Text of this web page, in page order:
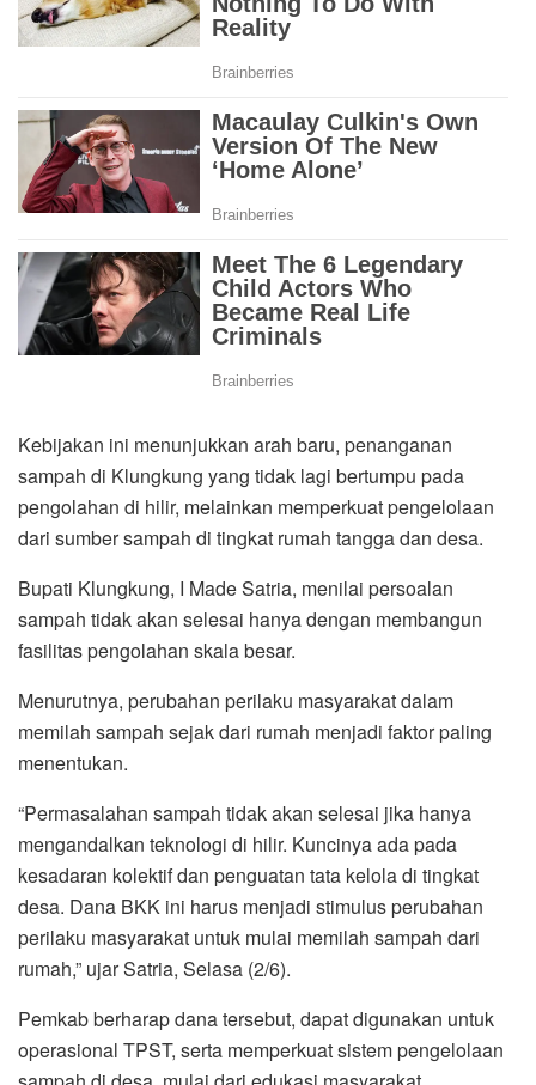
Kebijakan ini menunjukkan arah baru, penanganan
sampah di Klungkung yang tidak lagi bertumpu pada
pengolahan di hilir, melainkan memperkuat pengelolaan
dari sumber sampah di tingkat rumah tangga dan desa.
Bupati Klungkung, I Made Satria, menilai persoalan
sampah tidak akan selesai hanya dengan membangun
fasilitas pengolahan skala besar.
Menurutnya, perubahan perilaku masyarakat dalam
memilah sampah sejak dari rumah menjadi faktor paling
menentukan.
“Permasalahan sampah tidak akan selesai jika hanya
mengandalkan teknologi di hilir. Kuncinya ada pada
kesadaran kolektif dan penguatan tata kelola di tingkat
desa. Dana BKK ini harus menjadi stimulus perubahan
perilaku masyarakat untuk mulai memilah sampah dari
rumah,” ujar Satria, Selasa (2/6).
Pemkab berharap dana tersebut, dapat digunakan untuk
operasional TPST, serta memperkuat sistem pengelolaan